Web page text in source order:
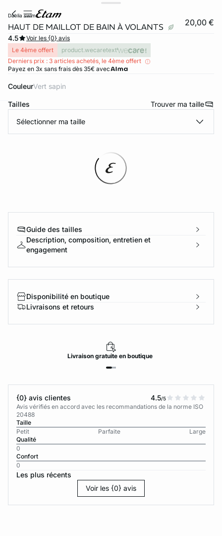
dahlia swim
HAUT DE MAILLOT DE BAIN À VOLANTS 20,00 €
4.5
Voir les {0} avis
Le 4ème offert
product.wecaretext
Derniers prix : 3 articles achetés, le 4ème offert
Payez en 3x sans frais dès 35€ avec
Couleur vert sapin
Tailles Trouver ma taille
Sélectionner ma taille
Guide des tailles
Description, composition, entretien et
engagement
Disponibilité en boutique
Livraisons et retours
Livraisongratuiteen boutique
{0} avis clientes 4.5/5
Avis vérifiés en accord avec les recommandations de la norme ISO
20488
Taille
Petit
Parfaite
Large
Qualité
0
Confort
0
Les plus récents
Voir les {0} avis